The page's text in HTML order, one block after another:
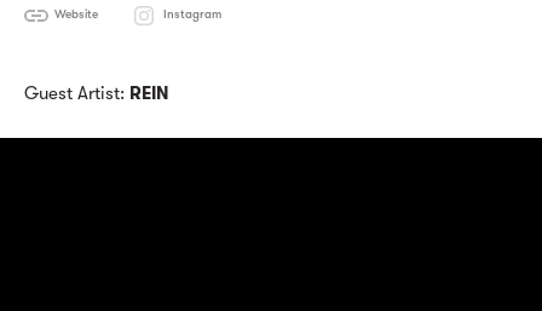
Website Instagram
Guest Artist: REIN